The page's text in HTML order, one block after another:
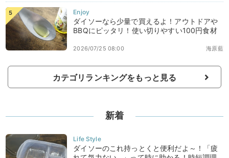
ダイソーなら少量で買えるよ！アウトドアや
BBQにピッタリ！使い切りやすい100円食材
海原藍
2026/07/25 08:00
カテゴリランキングをもっと見る
新着
ダイソーのこれ持っとくと便利だよ～！「疲